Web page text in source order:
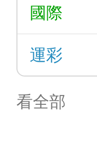
國際
運彩
看全部